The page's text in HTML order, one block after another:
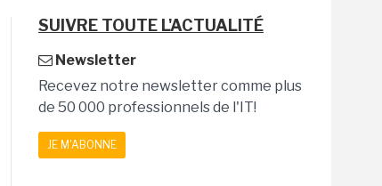
SUIVRE TOUTE L'ACTUALITÉ
Newsletter
Recevez notre newsletter comme plus
de 50 000 professionnels de l'IT!
JE M'ABONNE